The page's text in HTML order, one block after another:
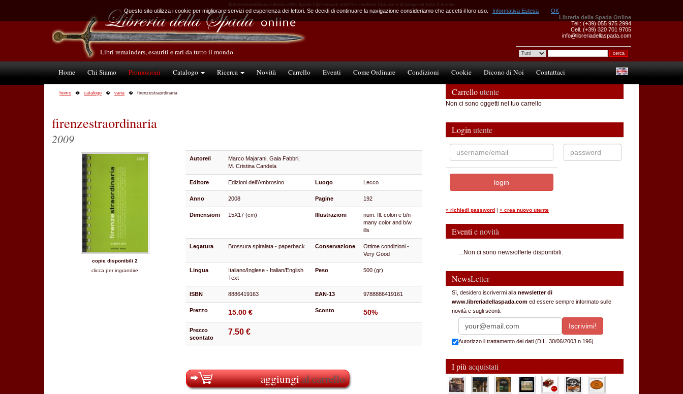
firenzestraordinaria Libreria della Spada Libri esauriti antichi e moderni Libri rari e di pregio da tutto il mondo
Libreria della Spada Online
Tel.: (+39) 055 975 2994
Cell. (+39) 320 701 9705
info@libreriadellaspada.com
Libri remainders, esauriti e rari da tutto il mondo
Home Chi Siamo Promozioni Catalogo Ricerca Novità Carrello Eventi Come Ordinare Condizioni Cookie Dicono di Noi Contattaci
home catalogo varia firenzestraordinaria
firenzestraordinaria
2009
copie disponibili 2
clicca per ingrandire
Autore/i
Marco Majarani, Gaia Fabbri,
M. Cristina Candela
Editore Edizioni dell'Ambrosino Luogo Lecco
Anno 2008 Pagine 192
Dimensioni 15X17 (cm) Illustrazioni
num. Ill. colori e b/n -
many color and b/w
ills
Legatura Brossura spiralata - paperback Conservazione
Ottime condizioni -
Very Good
Lingua
Italiano/Inglese - Italian/English
Text
Peso 500 (gr)
ISBN 8886419163 EAN-13 9788886419161
Prezzo 15.00 € Sconto 50%
Prezzo
scontato
7.50 €
aggiungial carrello
Carrelloutente
Non ci sono oggetti nel tuo carrello
Login utente
» richiedi password | » crea nuovo utente
Eventi e novità
...Non ci sono news/offerte disponibili.
NewsLetter
Sì, desidero iscrivermi alla newsletter di
www.libreriadellaspada.com ed essere sempre informato sulle
novità e sugli sconti.
Autorizzo il trattamento dei dati (D.L. 30/06/2003 n.196)
I più acquistati
Questo sito utilizza i cookie per migliorare servizi ed esperienza dei lettori. Se decidi di continuare la navigazione consideriamo che accetti il loro uso. Informativa Estesa OK